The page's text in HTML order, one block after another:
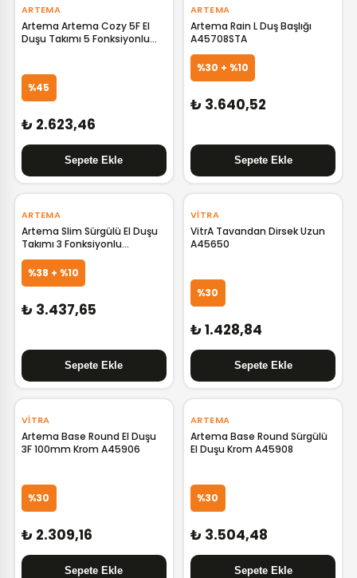
ARTEMA
Artema Artema Cozy 5F El
Duşu Takımı 5 Fonksiyonlu
%45
₺ 2.623,46
ARTEMA
Artema Rain L Duş Başlığı
A45708STA
%30 + %10
₺ 3.640,52
ARTEMA
Artema Slim Sürgülü El Duşu
Takımı 3 Fonksiyonlu
A45678STA
%38 + %10
₺ 3.437,65
VITRA
VitrA Tavandan Dirsek Uzun
A45650
%30
₺ 1.428,84
VITRA
Artema Base Round El Duşu
3F 100mm Krom A45906
%30
₺ 2.309,16
ARTEMA
Artema Base Round Sürgülü
El Duşu Krom A45908
%30
₺ 3.504,48